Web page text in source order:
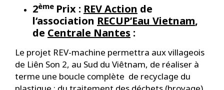
2ème Prix : REV Action de
l‘association RECUP’Eau Vietnam,
de Centrale Nantes :
Le projet REV-machine permettra aux villageois
de Liên Son 2, au Sud du Viêtnam, de réaliser à
terme une boucle complète de recyclage du